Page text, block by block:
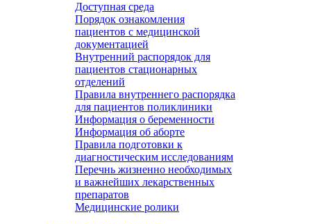
Доступная среда
Порядок ознакомления
пациентов с медицинской
документацией
Внутренний распорядок для
пациентов стационарных
отделений
Правила внутреннего распорядка
для пациентов поликлиники
Информация о беременности
Информация об аборте
Правила подготовки к
диагностическим исследованиям
Перечнь жизненно необходимых
и важнейших лекарственных
препаратов
Медицинские ролики